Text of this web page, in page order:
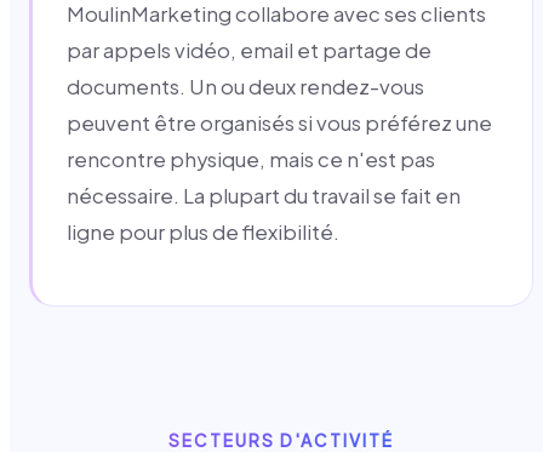
MoulinMarketing collabore avec ses clients
par appels vidéo, email et partage de
documents. Un ou deux rendez-vous
peuvent être organisés si vous préférez une
rencontre physique, mais ce n'est pas
nécessaire. La plupart du travail se fait en
ligne pour plus de flexibilité.
SECTEURS D'ACTIVITÉ